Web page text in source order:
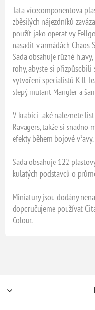
Tata vícecomponentová
zběsilých nájezdníků
použít jako operativy
nasadit v armádách Chaos
Sada obsahuje různé
rohy, abyste si přizpůsobili
vytvoření specialistů Kill
slepý mutant Mangler a
V krabici také naleznete
Ravagers, takže si snadno
efekty během bojové vřavy.
Sada obsahuje 122
kulatých podstavců o
Miniatury jsou dodány
doporučujeme používat
Colour.